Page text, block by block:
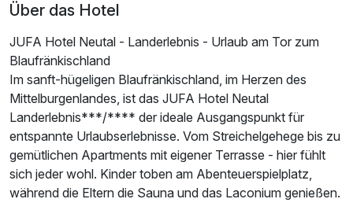
Über das Hotel
JUFA Hotel Neutal - Landerlebnis - Urlaub am Tor zum
Blaufränkischland
Im sanft-hügeligen Blaufränkischland, im Herzen des
Mittelburgenlandes, ist das JUFA Hotel Neutal
Landerlebnis***/**** der ideale Ausgangspunkt für
entspannte Urlaubserlebnisse. Vom Streichelgehege bis zu
gemütlichen Apartments mit eigener Terrasse - hier fühlt
sich jeder wohl. Kinder toben am Abenteuerspielplatz,
während die Eltern die Sauna und das Laconium genießen.